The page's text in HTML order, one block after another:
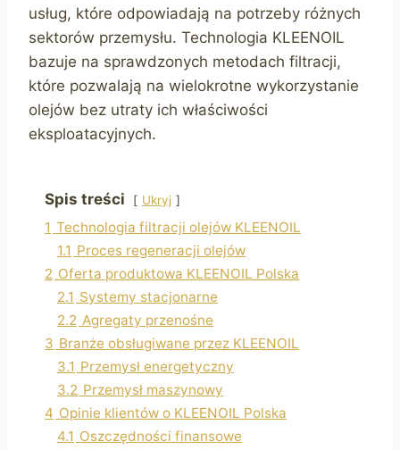
usług, które odpowiadają na potrzeby różnych
sektorów przemysłu. Technologia KLEENOIL
bazuje na sprawdzonych metodach filtracji,
które pozwalają na wielokrotne wykorzystanie
olejów bez utraty ich właściwości
eksploatacyjnych.
Spis treści Ukryj
1 Technologia filtracji olejów KLEENOIL
1.1 Proces regeneracji olejów
2 Oferta produktowa KLEENOIL Polska
2.1 Systemy stacjonarne
2.2 Agregaty przenośne
3 Branże obsługiwane przez KLEENOIL
3.1 Przemysł energetyczny
3.2 Przemysł maszynowy
4 Opinie klientów o KLEENOIL Polska
4.1 Oszczędności finansowe